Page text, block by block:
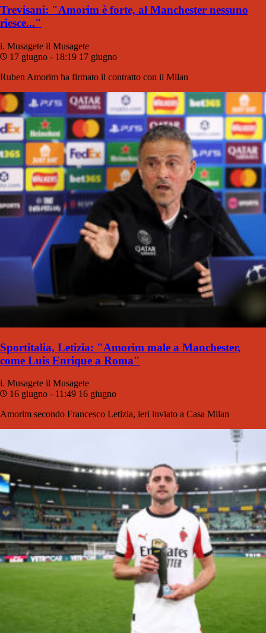
Trevisani: "Amorim è forte, al Manchester nessuno
riesce..."
i. Musagete il Musagete
17 giugno - 18:19 17 giugno
Ruben Amorim ha firmato il contratto con il Milan
Sportitalia, Letizia: "Amorim male a Manchester,
come Luis Enrique a Roma"
i. Musagete il Musagete
16 giugno - 11:49 16 giugno
Amorim secondo Francesco Letizia, ieri inviato a Casa Milan